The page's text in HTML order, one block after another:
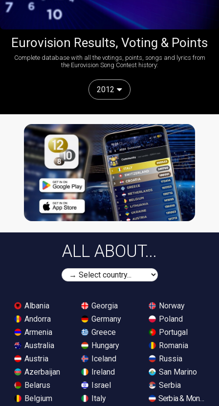
Eurovision Results, Voting & Points
Complete database with all the votings, points, songs and lyrics from
the Eurovision Song Contest history:
2012
ALL ABOUT...
Albania
Andorra
Armenia
Australia
Austria
Azerbaijan
Belarus
Belgium
Georgia
Germany
Greece
Hungary
Iceland
Ireland
Israel
Italy
Norway
Poland
Portugal
Romania
Russia
San Marino
Serbia
Serbia &